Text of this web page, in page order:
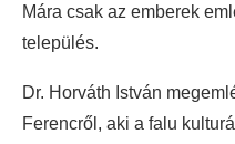
Mára csak az emberek
település.
Dr. Horváth István
Ferencről, aki a falu